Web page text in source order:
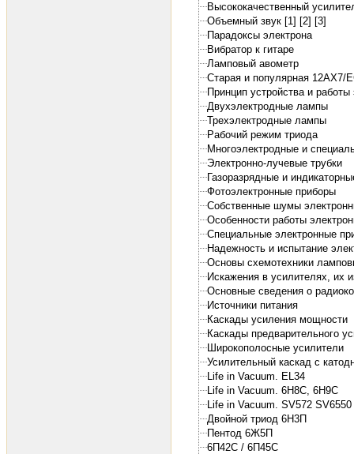
Высококачественный
Объемный звук [1] [2] [3]
Парадоксы электрона
Вибратор к гитаре
Ламповый авометр
Старая и популярная 12АХ7/
Принцип устройства и
Двухэлектродные лампы
Трехэлектродные лампы
Рабочий режим триода
Многоэлектродные и
Электронно-лучевые трубки
Газоразрядные и
Фотоэлектронные приборы
Собственные шумы
Особенности работы
Специальные электронные
Надежность и испытание
Основы схемотехники
Искажения в усилителях, их
Основные сведения о
Источники питания
Каскады усиления мощности
Каскады предварительного
Широкополосные усилители
Усилительный каскад с
Life in Vacuum. EL34
Life in Vacuum. 6H8C, 6H9C
Life in Vacuum. SV572
Двойной триод 6Н3П
Пентод 6Ж5П
6П42С / 6П45С